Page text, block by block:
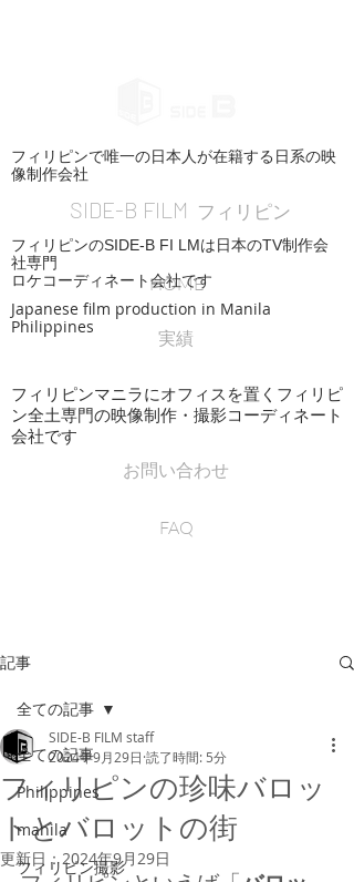
フィリピンで唯一の日本人が在籍する日系の映
像制作会社
SIDE-B FILM フィリピン
Japanese film production in Manila
Philippines
HOME
実績
フィリピンのSIDE-B FI LMは日本のTV制作会
社専門
ロケコーディネート会社です
フィリピンマニラにオフィスを置くフィリピ
ン全土専門の映像制作・撮影コーディネート
会社です
お問い合わせ
FAQ
記事
全ての記事
Philippines
manila
フィリピン撮影
全ての記事
フィリピンの珍味バロッ
トとバロットの街
SIDE-B FILM staff
2024年9月29日 読了時間: 5分
更新日：2024年9月29日